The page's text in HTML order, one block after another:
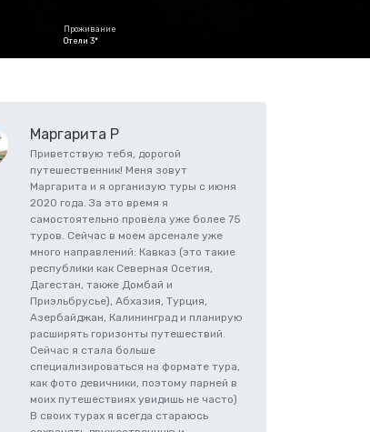
Проживание
Отели 3*
Маргарита Р
Приветствую тебя, дорогой
путешественник! Меня зовут
Маргарита и я организую туры с июня
2020 года. За это время я
самостоятельно провела уже более 75
туров. Сейчас в моем арсенале уже
много направлений: Кавказ (это такие
республики как Северная Осетия,
Дагестан, также Домбай и
Приэльбрусье), Абхазия, Турция,
Азербайджан, Калининград и планирую
расширять горизонты путешествий.
Сейчас я стала больше
специализироваться на формате тура,
как фото девичники, поэтому парней в
моих путешествиях увидишь не часто)
В своих турах я всегда стараюсь